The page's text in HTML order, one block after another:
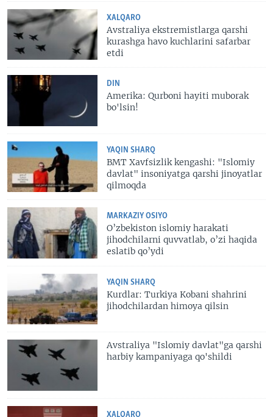
XALQARO
Avstraliya ekstremistlarga qarshi
kurashga havo kuchlarini safarbar
etdi
DIN
Amerika: Qurboni hayiti muborak
bo'lsin!
YAQIN SHARQ
BMT Xavfsizlik kengashi: "Islomiy
davlat" insoniyatga qarshi jinoyatlar
qilmoqda
MARKAZIY OSIYO
O’zbekiston islomiy harakati
jihodchilarni quvvatlab, o’zi haqida
eslatib qo’ydi
YAQIN SHARQ
Kurdlar: Turkiya Kobani shahrini
jihodchilardan himoya qilsin
Avstraliya "Islomiy davlat"ga qarshi
harbiy kampaniyaga qo'shildi
XALQARO